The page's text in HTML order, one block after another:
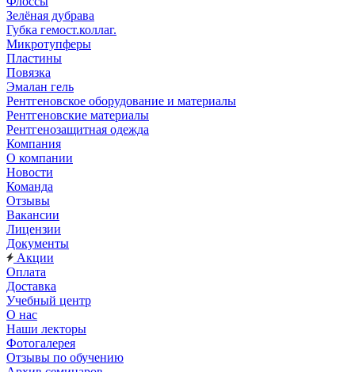
Зелёная дубрава
Губка гемост.коллаг.
Микротупферы
Пластины
Повязка
Эмалан гель
Рентгеновское оборудование и материалы
Рентгеновские материалы
Рентгенозащитная одежда
Компания
О компании
Новости
Команда
Отзывы
Вакансии
Лицензии
Документы
Акции
Оплата
Доставка
Учебный центр
О нас
Наши лекторы
Фотогалерея
Отзывы по обучению